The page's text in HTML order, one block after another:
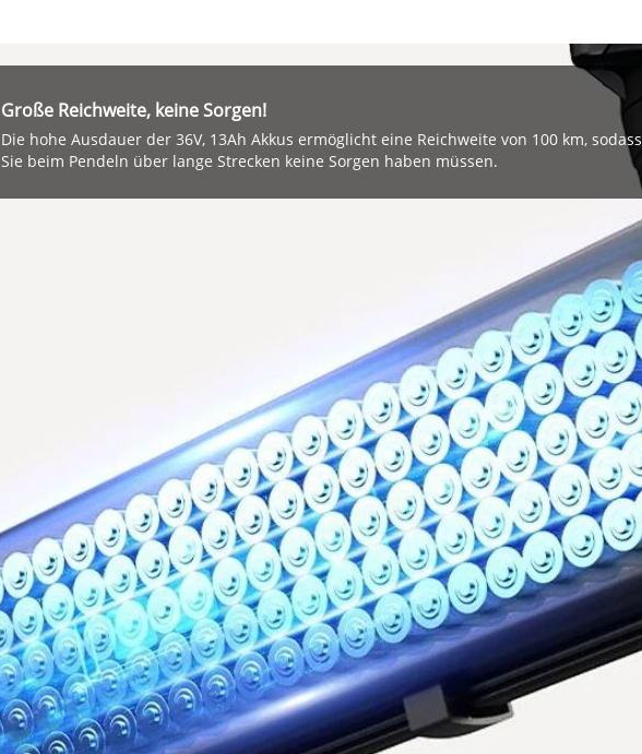
Große Reichweite, keine Sorgen!
Die hohe Ausdauer der 36V, 13Ah Akkus ermöglicht eine Reichweite von 100 km, sodass
Sie beim Pendeln über lange Strecken keine Sorgen haben müssen.